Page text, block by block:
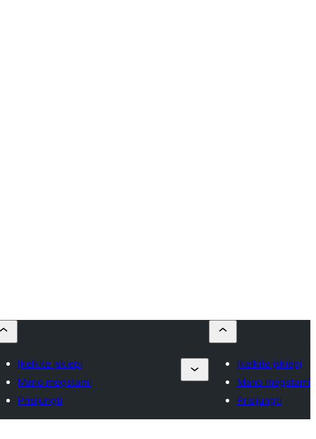
Įkelkite įskiepį
Mano mėgstami
Prisijungti
Įkelkite įskiepį
Mano mėgstami
Prisijungti